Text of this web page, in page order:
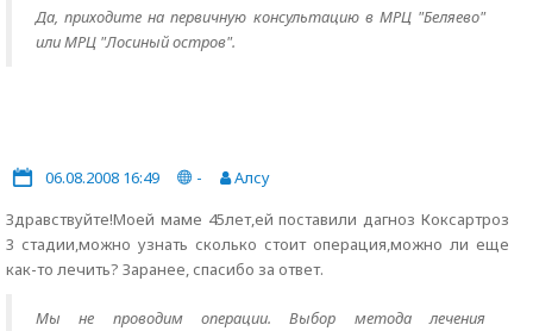
Да, приходите на первичную консультацию в МРЦ "Беляево"
или МРЦ "Лосиный остров".
06.08.2008 16:49 -
Алсу
Здравствуйте!Моей маме 45лет,ей поставили дагноз Коксартроз
3 стадии,можно узнать сколько стоит операция,можно ли еще
как-то лечить? Заранее, спасибо за ответ.
Мы не проводим операции. Выбор метода лечения